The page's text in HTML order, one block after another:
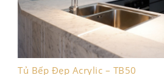
Tủ Bếp Đẹp Acrylic – TB50